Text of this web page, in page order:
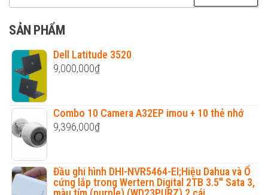
kiếm
cho:
SẢN PHẨM
Dell Latitude 3520
9,000,000₫
Combo 10 Camera A32EP imou + 10 thẻ nhớ
9,396,000₫
Đầu ghi hình DHI-NVR5464-EI;Hiệu Dahua và Ổ
cứng lắp trong Wertern Digital 2TB 3.5'' Sata 3,